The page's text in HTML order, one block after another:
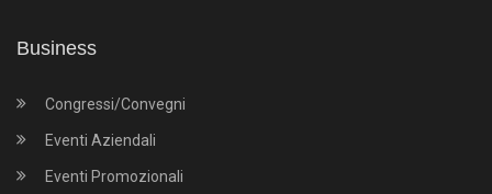
Business
Congressi/Convegni
Eventi Aziendali
Eventi Promozionali